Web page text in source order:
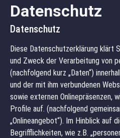
Datenschutz
Datenschutz
Diese Datenschutzerklärung klärt
und Zweck der Verarbeitung von
(nachfolgend kurz „Daten“)
und der mit ihm verbundenen
sowie externen Onlinepräsenzen,
Profile auf. (nachfolgend
„Onlineangebot“). Im Hinblick auf
Begrifflichkeiten, wie z.B.